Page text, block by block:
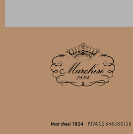
Marchesi 1824 P.IVA 02846380158